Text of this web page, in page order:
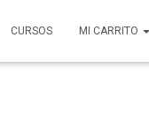
CURSOS MI CARRITO